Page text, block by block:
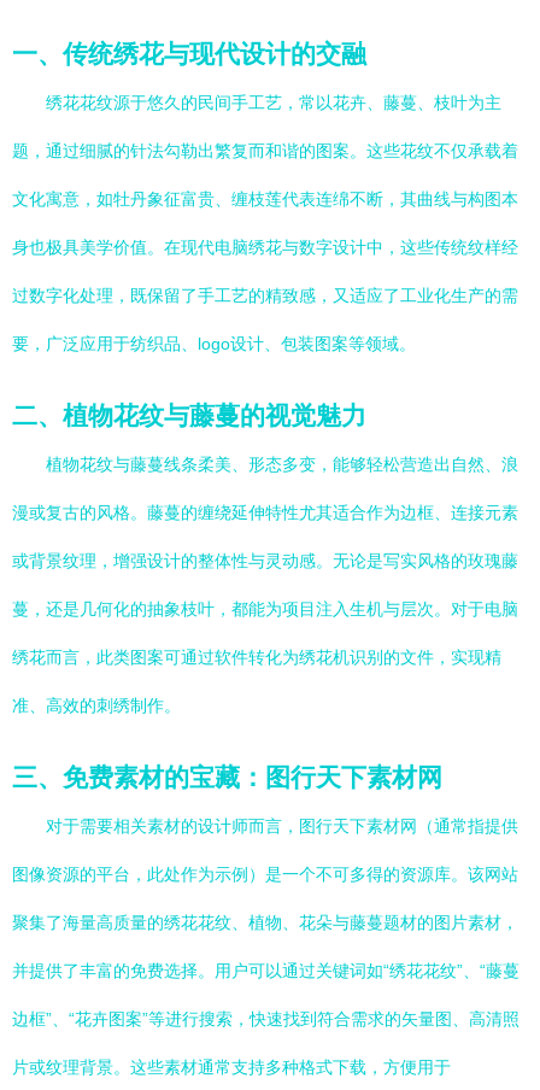
一、传统绣花与现代设计的交融
绣花花纹源于悠久的民间手工艺，常以花卉、藤蔓、枝叶为主
题，通过细腻的针法勾勒出繁复而和谐的图案。这些花纹不仅承载着
文化寓意，如牡丹象征富贵、缠枝莲代表连绵不断，其曲线与构图本
身也极具美学价值。在现代电脑绣花与数字设计中，这些传统纹样经
过数字化处理，既保留了手工艺的精致感，又适应了工业化生产的需
要，广泛应用于纺织品、logo设计、包装图案等领域。
二、植物花纹与藤蔓的视觉魅力
植物花纹与藤蔓线条柔美、形态多变，能够轻松营造出自然、浪
漫或复古的风格。藤蔓的缠绕延伸特性尤其适合作为边框、连接元素
或背景纹理，增强设计的整体性与灵动感。无论是写实风格的玫瑰藤
蔓，还是几何化的抽象枝叶，都能为项目注入生机与层次。对于电脑
绣花而言，此类图案可通过软件转化为绣花机识别的文件，实现精
准、高效的刺绣制作。
三、免费素材的宝藏：图行天下素材网
对于需要相关素材的设计师而言，图行天下素材网（通常指提供
图像资源的平台，此处作为示例）是一个不可多得的资源库。该网站
聚集了海量高质量的绣花花纹、植物、花朵与藤蔓题材的图片素材，
并提供了丰富的免费选择。用户可以通过关键词如“绣花花纹”、“藤蔓
边框”、“花卉图案”等进行搜索，快速找到符合需求的矢量图、高清照
片或纹理背景。这些素材通常支持多种格式下载，方便用于